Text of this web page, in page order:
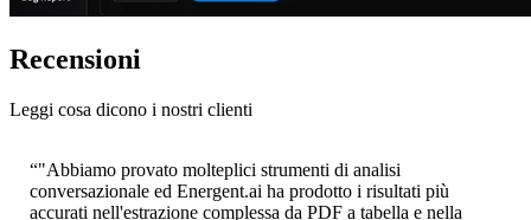
Recensioni
Leggi cosa dicono i nostri clienti
“"Abbiamo provato molteplici strumenti di analisi
conversazionale ed Energent.ai ha prodotto i risultati più
accurati nell'estrazione complessa da PDF a tabella e nella